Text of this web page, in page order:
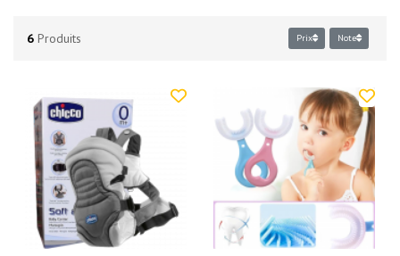
6 Produits Prix Note